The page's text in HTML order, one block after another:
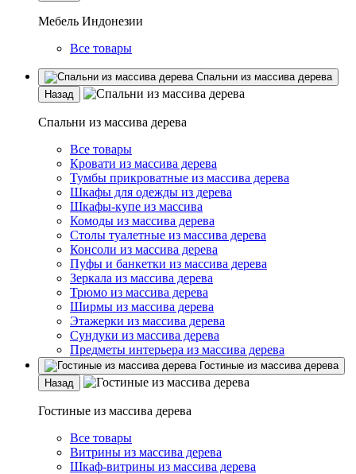
Мебель Индонезии
Все товары
Спальни из массива дерева
Назад
Спальни из массива дерева
Все товары
Кровати из массива дерева
Тумбы прикроватные из массива дерева
Шкафы для одежды из дерева
Шкафы-купе из массива
Комоды из массива дерева
Столы туалетные из массива дерева
Консоли из массива дерева
Пуфы и банкетки из массива дерева
Зеркала из массива дерева
Трюмо из массива дерева
Ширмы из массива дерева
Этажерки из массива дерева
Сундуки из массива дерева
Предметы интерьера из массива дерева
Гостиные из массива дерева
Назад
Гостиные из массива дерева
Все товары
Витрины из массива дерева
Шкаф-витрины из массива дерева